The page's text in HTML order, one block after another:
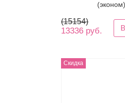
(эконом)
(15154)
13336 руб.
Скидка